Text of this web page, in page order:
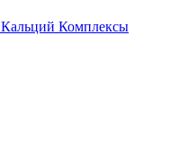
Кальций Комплексы